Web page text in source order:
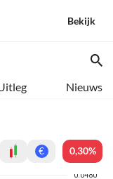
Bekijk
Nieuws
€ 0,30%